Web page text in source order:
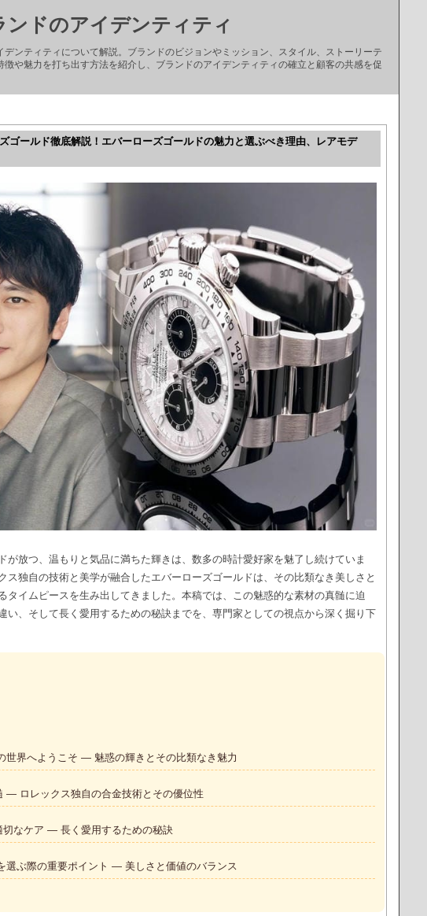
ドのアイデンティティ
ンティティについて解説。ブランドのビジョンやミッション、スタイル、ストーリーテ
徴や魅力を打ち出す方法を紹介し、ブランドのアイデンティティの確立と顧客の共感を促
ゴールド徹底解説！エバーローズゴールドの魅力と選ぶべき理由、レアモデ
が放つ、温もりと気品に満ちた輝きは、数多の時計愛好家を魅了し続けていま
ス独自の技術と美学が融合したエバーローズゴールドは、その比類なき美しさと
タイムピースを生み出してきました。本稿では、この魅惑的な素材の真髄に迫
い、そして長く愛用するための秘訣までを、専門家としての視点から深く掘り下
世界へようこそ — 魅惑の輝きとその比類なき魅力
— ロレックス独自の合金技術とその優位性
切なケア — 長く愛用するための秘訣
選ぶ際の重要ポイント — 美しさと価値のバランス